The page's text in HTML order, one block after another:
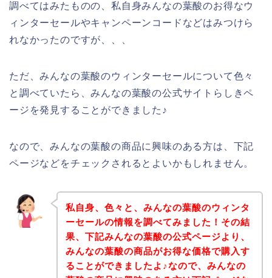
調べてはみたものの、私自身みんなの葉酸のお得なウ
ィンターセールやキャンペーンコードなどはみつけら
れなかったのですが、、、
ただ、みんなの葉酸のウィンターセールについて色々
と調べていたら、みんなの葉酸の公式サイトらしきペ
ージを発見することができました♪
なので、みんなの葉酸の商品に興味のある方は、下記
ページなどをチェックされるとよいかもしれません。
私自身、色々と、みんなの葉酸のウィンタ
ーセールの情報を調べてみました！その結
果、下記みんなの葉酸の公式ページより、
みんなの葉酸の商品がお得な価格で購入す
ることができましたよ♪なので、みんなの